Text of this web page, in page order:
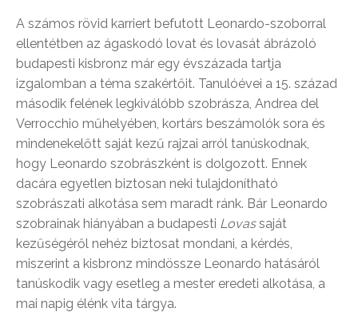
A számos rövid karriert befutott Leonardo-szoborral
ellentétben az ágaskodó lovat és lovasát ábrázoló
budapesti kisbronz már egy évszázada tartja
izgalomban a téma szakértőit. Tanulóévei a 15. század
második felének legkiválóbb szobrásza, Andrea del
Verrocchio műhelyében, kortárs beszámolók sora és
mindenekelőtt saját kezű rajzai arról tanúskodnak,
hogy Leonardo szobrászként is dolgozott. Ennek
dacára egyetlen biztosan neki tulajdonítható
szobrászati alkotása sem maradt ránk. Bár Leonardo
szobrainak hiányában a budapesti Lovassaját
kezűségéről nehéz biztosat mondani, a kérdés,
miszerint a kisbronz mindössze Leonardo hatásáról
tanúskodik vagy esetleg a mester eredeti alkotása, a
mai napig élénk vita tárgya.